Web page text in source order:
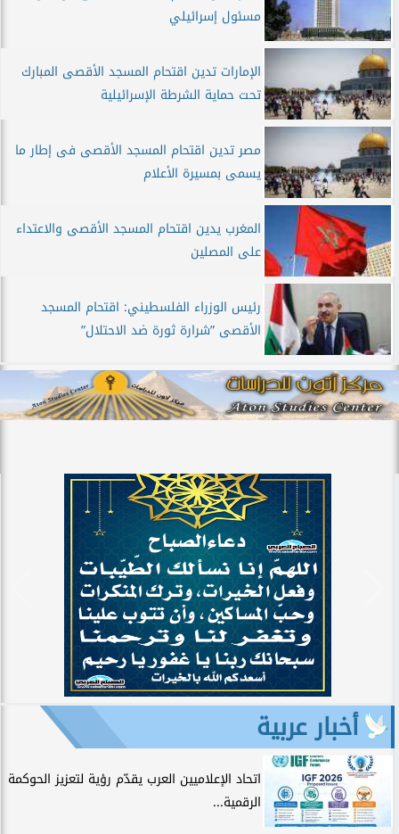
مسئول إسرائيلي
الإمارات تدين اقتحام المسجد الأقصى المبارك
تحت حماية الشرطة الإسرائيلية
مصر تدين اقتحام المسجد الأقصى فى إطار ما
يسمى بمسيرة الأعلام
المغرب يدين اقتحام المسجد الأقصى والاعتداء
على المصلين
رئيس الوزراء الفلسطيني: اقتحام المسجد
الأقصى ”شرارة ثورة ضد الاحتلال”
أخبار عربية
اتحاد الإعلاميين العرب يقدّم رؤية لتعزيز الحوكمة
الرقمية...